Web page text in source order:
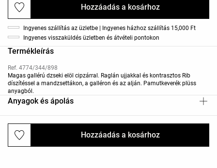
Hozzáadás a kosárhoz
Hozzáadás a kosárhoz
Ingyenes szállítás az üzletbe | Ingyenes házhoz szállítás 15,000 Ft
Ingyenes visszaküldés üzletben és átvételi pontokon
Termékleírás
Ref. 4774/344/898
Magas gallérú dzseki elöl cipzárral. Raglán ujjakkal és kontrasztos Rib
díszítéssel a mandzsettákon, a galléron és az alján. Pamutkeverék plüss
anyagból.
Anyagok és ápolás
Kiszállítás és visszaküldés